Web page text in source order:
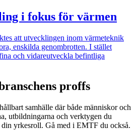
i fokus för värmen
att utvecklingen inom värmeteknik
enskilda genombrotten. I stället
och vidareutveckla befintliga
proffs
samhälle där både människor och
utbildningarna och verktygen du
yrkesroll. Gå med i EMTF du också.